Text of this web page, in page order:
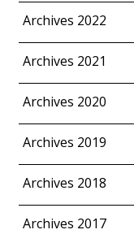
Archives 2022
Archives 2021
Archives 2020
Archives 2019
Archives 2018
Archives 2017